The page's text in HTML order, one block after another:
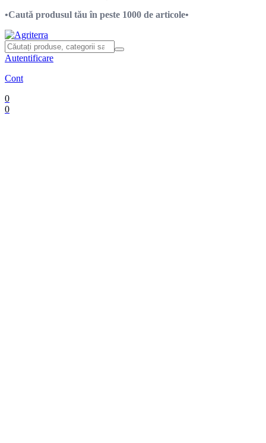
•Caută produsul tău în peste 1000 de articole•
Autentificare
Cont
0
0